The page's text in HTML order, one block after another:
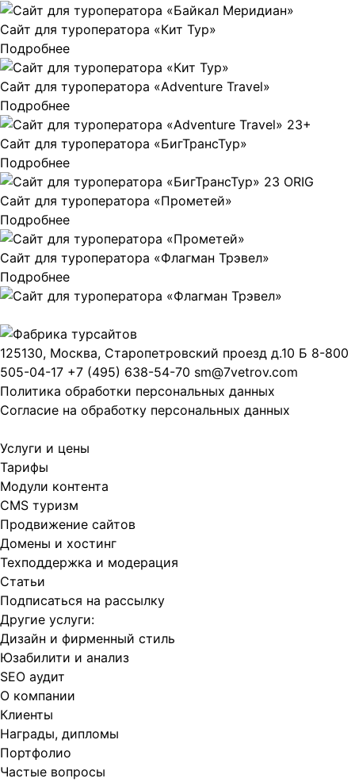
Сайт для туроператора «Кит Тур»
Подробнее
Сайт для туроператора «Adventure Travel»
Подробнее
Сайт для туроператора «БигТрансТур»
Подробнее
Сайт для туроператора «Прометей»
Подробнее
Сайт для туроператора «Флагман Трэвел»
Подробнее
125130, Москва, Старопетровский проезд д.10 Б 8-800
505-04-17 +7 (495) 638-54-70 sm@7vetrov.com
Политика обработки персональных данных
Согласие на обработку персональных данных
Услуги и цены
Тарифы
Модули контента
CMS туризм
Продвижение сайтов
Домены и хостинг
Техподдержка и модерация
Статьи
Подписаться на рассылку
Другие услуги:
Дизайн и фирменный стиль
Юзабилити и анализ
SEO аудит
О компании
Клиенты
Награды, дипломы
Портфолио
Частые вопросы